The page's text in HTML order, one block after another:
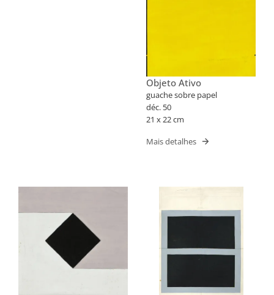
Objeto Ativo
guache sobre papel
déc. 50
21 x 22 cm
Mais detalhes